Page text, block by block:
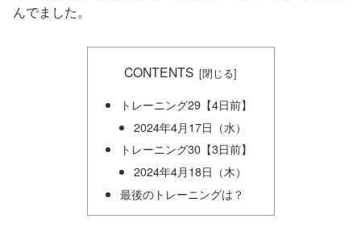
んでました。
CONTENTS
トレーニング29【4日前】
2024年4月17日（水）
トレーニング30【3日前】
2024年4月18日（木）
最後のトレーニングは？